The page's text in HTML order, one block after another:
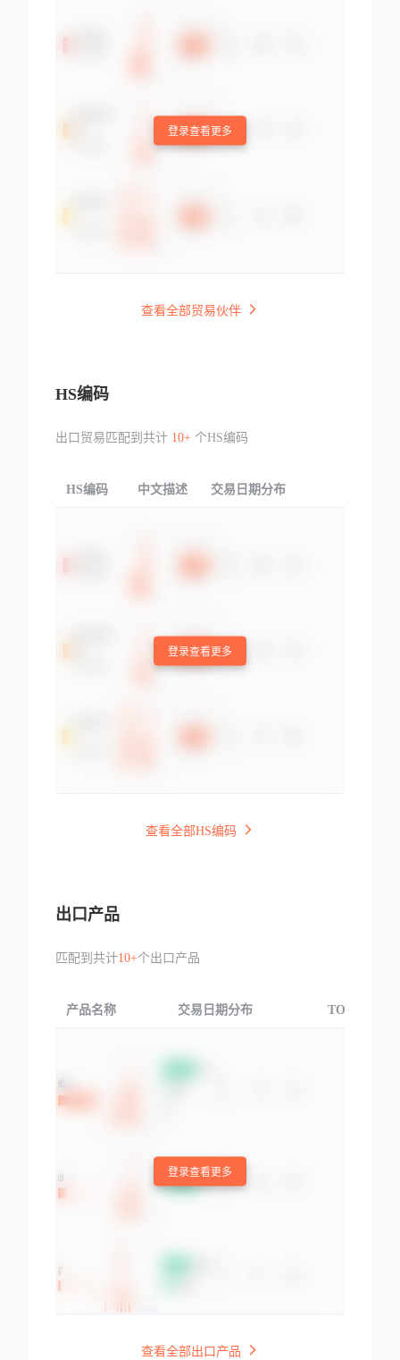
登录查看更多
查看全部贸易伙伴
HS编码
出口贸易匹配到共计 10+个HS编码
HS编码 中文描述 交易日期分布
登录查看更多
查看全部HS编码
出口产品
匹配到共计10+个出口产品
产品名称 交易日期分布 TOP3交易国
登录查看更多
查看全部出口产品